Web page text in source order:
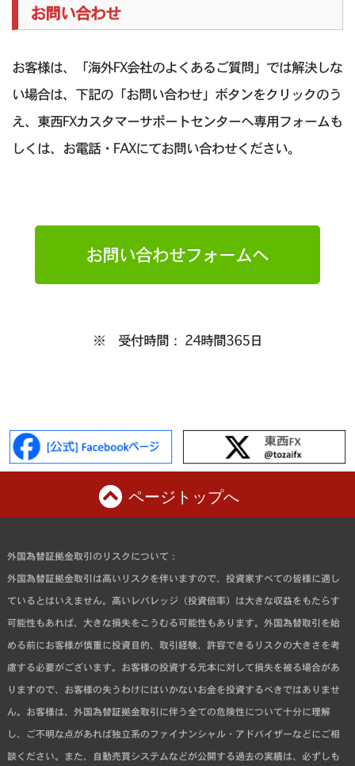
お問い合わせ
お客様は、「海外FX会社のよくあるご質問」では解決しな
い場合は、下記の「お問い合わせ」ボタンをクリックのう
え、東西FXカスタマーサポートセンターへ専用フォームも
しくは、お電話・FAXにてお問い合わせください。
お問い合わせフォームへ
※ 受付時間： 24時間365日
ページトップへ
外国為替証拠金取引のリスクについて：
外国為替証拠金取引は高いリスクを伴いますので、投資家すべての皆様に適し
ているとはいえません。高いレバレッジ（投資倍率）は大きな収益をもたらす
可能性もあれば、大きな損失をこうむる可能性もあります。外国為替取引を始
める前にお客様が慎重に投資目的、取引経験、許容できるリスクの大きさを考
慮する必要がございます。お客様の投資する元本に対して損失を被る場合があ
りますので、お客様の失うわけにはいかないお金を投資するべきではありませ
ん。お客様は、外国為替証拠金取引に伴う全ての危険性について十分に理解
し、ご不明な点があれば独立系のファイナンシャル・アドバイザーなどにご相
談ください。また、自動売買システムなどが公開する過去の実績は、必ずしも